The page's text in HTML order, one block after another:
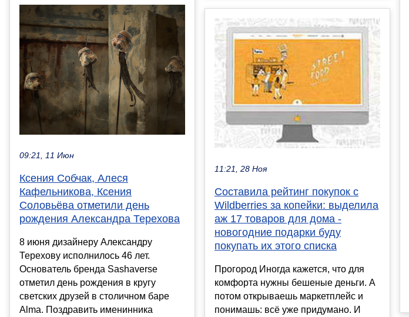
09:21, 11 Июн
Ксения Собчак, Алеся
Кафельникова, Ксения
Соловьёва отметили день
рождения Александра Терехова
8 июня дизайнеру Александру
Терехову исполнилось 46 лет.
Основатель бренда Sashaverse
отметил день рождения в кругу
светских друзей в столичном баре
Alma. Поздравить именинника
11:21, 28 Ноя
Составила рейтинг покупок с
Wildberries за копейки: выделила
аж 17 товаров для дома -
новогодние подарки буду
покупать их этого списка
Прогород Иногда кажется, что для
комфорта нужны бешеные деньги. А
потом открываешь маркетплейс и
понимашь: всё уже придумано. И